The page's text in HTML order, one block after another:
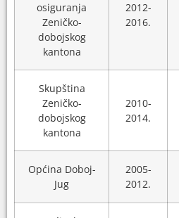
osiguranja
Zeničko-
dobojskog
kantona
2012-
2016.
Skupština
Zeničko-
dobojskog
kantona
2010-
2014.
Općina Doboj-
Jug
2005-
2012.